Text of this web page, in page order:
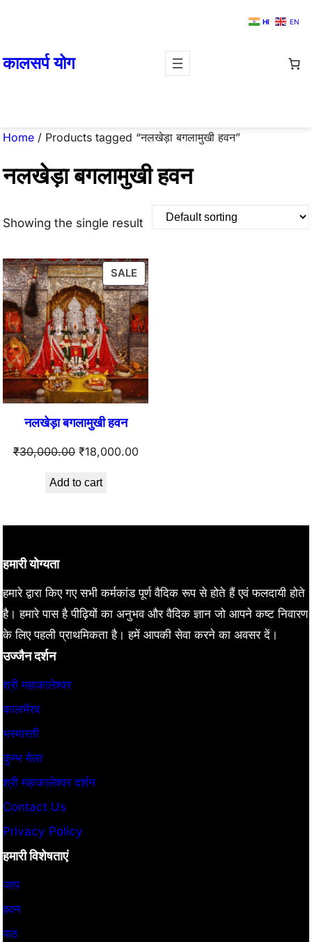
कालसर्प योग
Home / Products tagged “नलखेड़ा बगलामुखी हवन”
नलखेड़ा बगलामुखी हवन
Showing the single result
SALE PRODUCT
ON
SALE
नलखेड़ा बगलामुखी हवन
₹30,000.00 Original
was:
₹18,000.00Current
Add to cart
हमारी योग्यता
हमारे द्वारा किए गए सभी कर्मकांड पूर्ण वैदिक रूप से होते हैं एवं फलदायी होते
है। हमारे पास है पीढ़ियों का अनुभव और वैदिक ज्ञान जो आपने कष्ट निवारण
के लिए पहली प्राथमिकता है। हमें आपकी सेवा करने का अवसर दें।
उज्जैन दर्शन
श्री महाकालेश्वर
कालभैरव
भस्मारती
कुम्भ मेला
श्री महाकालेश्वर दर्शन
Contact Us
Privacy Policy
हमारी विशेषताएं
जाप
हवन
पाठ
HI EN